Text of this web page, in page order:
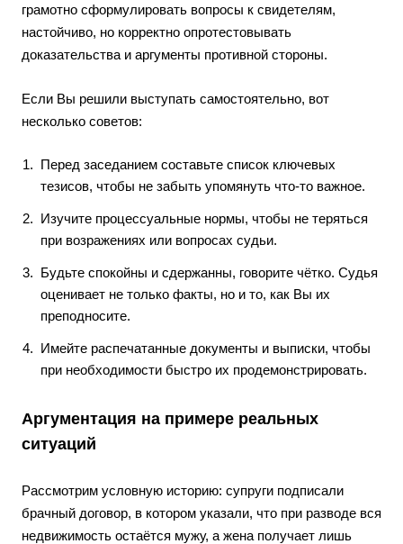
грамотно сформулировать вопросы к свидетелям,
настойчиво, но корректно опротестовывать
доказательства и аргументы противной стороны.
Если Вы решили выступать самостоятельно, вот
несколько советов:
Перед заседанием составьте список ключевых
тезисов, чтобы не забыть упомянуть что-то важное.
Изучите процессуальные нормы, чтобы не теряться
при возражениях или вопросах судьи.
Будьте спокойны и сдержанны, говорите чётко. Судья
оценивает не только факты, но и то, как Вы их
преподносите.
Имейте распечатанные документы и выписки, чтобы
при необходимости быстро их продемонстрировать.
Аргументация на примере реальных
ситуаций
Рассмотрим условную историю: супруги подписали
брачный договор, в котором указали, что при разводе вся
недвижимость остаётся мужу, а жена получает лишь